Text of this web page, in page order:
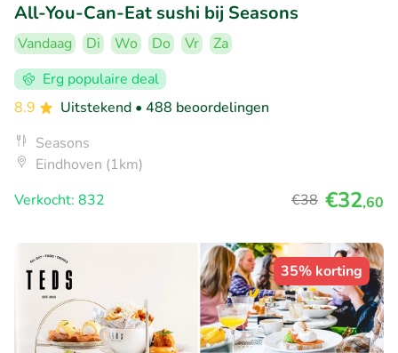
All-You-Can-Eat sushi bij Seasons
Vandaag Di Wo Do Vr
Za
Erg populaire deal
8.9
Uitstekend • 488 beoordelingen
Seasons
Eindhoven (1km)
Verkocht: 832
€38 €32,60
35% korting